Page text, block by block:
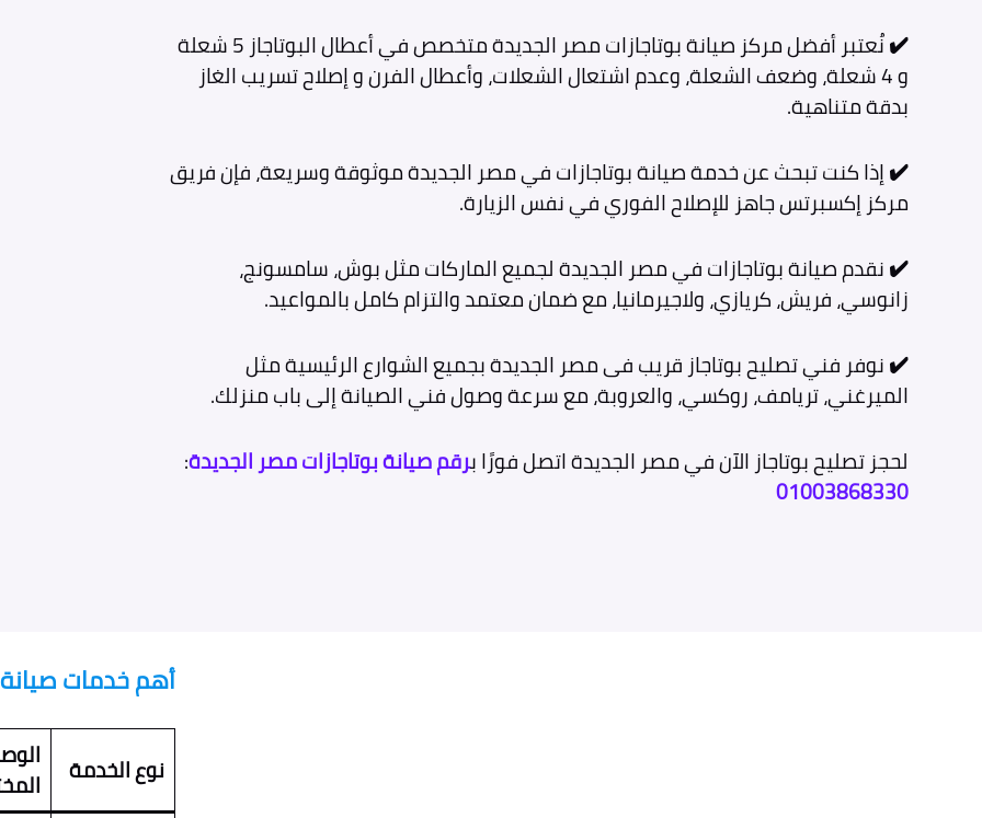
✔️
نُعتبر أفضل مركز صيانة بوتاجازات مصر الجديدة متخصص في أعطال البوتاجاز 5 شعلة
و 4 شعلة، وضعف الشعلة، وعدم اشتعال الشعلات، وأعطال الفرن و إصلاح تسريب الغاز
بدقة متناهية.
✔️إذا كنت تبحث عن خدمة صيانة بوتاجازات في مصر الجديدة موثوقة وسريعة، فإن فريق
مركز إكسبرتس جاهز للإصلاح الفوري في نفس الزيارة.
✔️نقدم صيانة بوتاجازات في مصر الجديدة لجميع الماركات مثل بوش، سامسونج،
زانوسي، فريش، كريازي، ولاجيرمانيا، مع ضمان معتمد والتزام كامل بالمواعيد.
✔️نوفر فني تصليح بوتاجاز قريب فى مصر الجديدة بجميع الشوارع الرئيسية مثل
الميرغني، تريامف، روكسي، والعروبة، مع سرعة وصول فني الصيانة إلى باب منزلك.
لحجز تصليح بوتاجاز الآن في مصر الجديدة اتصل فورًا برقم صيانة بوتاجازات مصر الجديدة:
01003868330
أهم خدمات صيانة
نوع الخدمة